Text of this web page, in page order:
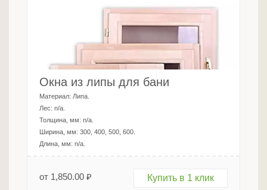
Окна из липы для бани
Материал: Липа
Лес: n/a
Толщина, мм: n/a
Ширина, мм: 300, 400, 500, 600
Длина, мм: n/a
от 1,850.00 ₽ Купить в 1 клик